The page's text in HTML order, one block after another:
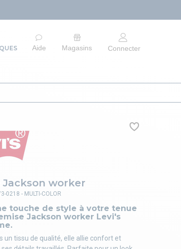
Aide Magasins Connecter
Jackson worker
touche de style à votre tenue
Jackson worker Levi's
un tissu de qualité, elle allie confort et
0218 - MULTI-COLOR